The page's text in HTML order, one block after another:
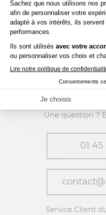
Boutons Manchette Façon Bois Capel
capelstore Accessoires
Boutons De Manchette
Une question ?
01 45
Service Client